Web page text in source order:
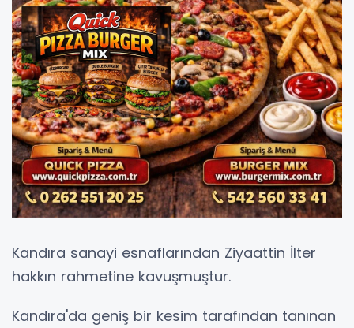
Kandıra sanayi esnaflarından Ziyaattin İlter
hakkın rahmetine kavuşmuştur.
Kandıra'da geniş bir kesim tarafından tanınan